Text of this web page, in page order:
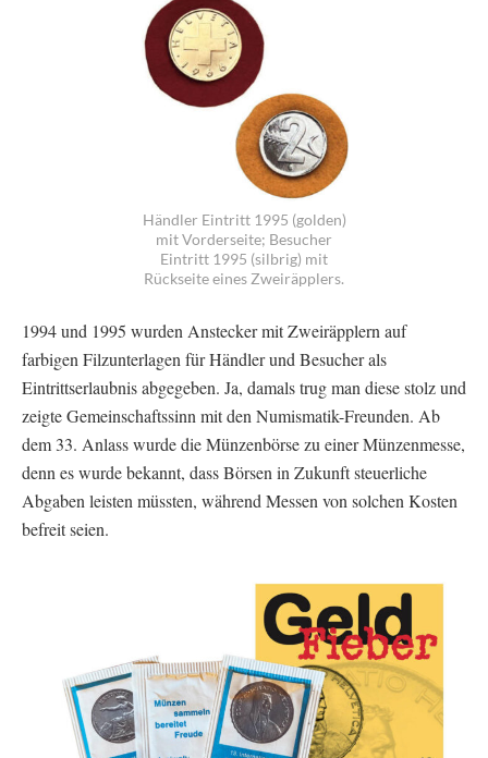
Händler Eintritt 1995 (golden)
mit Vorderseite; Besucher
Eintritt 1995 (silbrig) mit
Rückseite eines Zweiräpplers.
1994 und 1995 wurden Anstecker mit Zweiräpplern auf
farbigen Filzunterlagen für Händler und Besucher als
Eintrittserlaubnis abgegeben. Ja, damals trug man diese stolz und
zeigte Gemeinschaftssinn mit den Numismatik-Freunden. Ab
dem 33. Anlass wurde die Münzenbörse zu einer Münzenmesse,
denn es wurde bekannt, dass Börsen in Zukunft steuerliche
Abgaben leisten müssten, während Messen von solchen Kosten
befreit seien.